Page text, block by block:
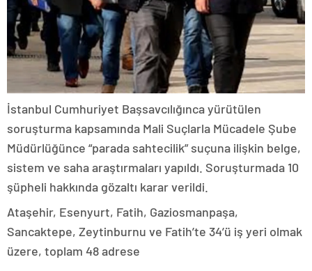
İstanbul Cumhuriyet Başsavcılığınca yürütülen
soruşturma kapsamında Mali Suçlarla Mücadele Şube
Müdürlüğünce “parada sahtecilik” suçuna ilişkin belge,
sistem ve saha araştırmaları yapıldı. Soruşturmada 10
şüpheli hakkında gözaltı karar verildi.
Ataşehir, Esenyurt, Fatih, Gaziosmanpaşa,
Sancaktepe, Zeytinburnu ve Fatih’te 34’ü iş yeri olmak
üzere, toplam 48 adrese